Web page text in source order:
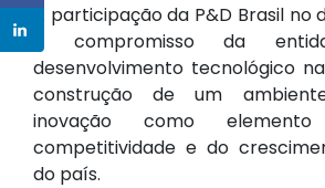
A participação da P&D Brasil no
o compromisso da
desenvolvimento tecnológico
construção de um
inovação como
competitividade e do
do país.